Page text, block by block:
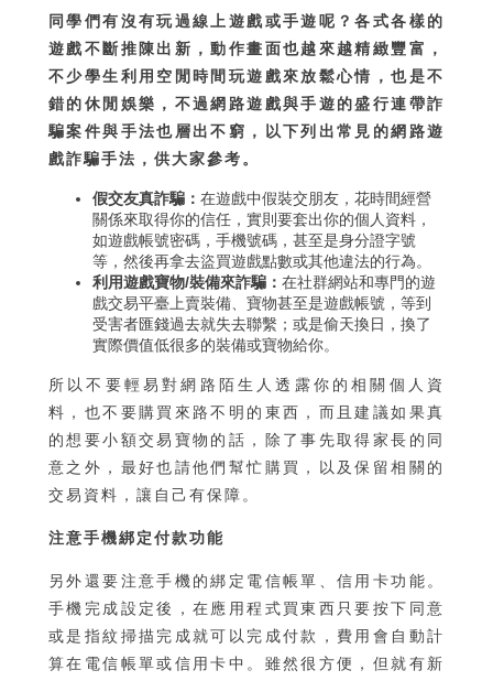
同學們有沒有玩過線上遊戲或手遊呢？各式各樣的
遊戲不斷推陳出新，動作畫面也越來越精緻豐富，
不少學生利用空閒時間玩遊戲來放鬆心情，也是不
錯的休閒娛樂，不過網路遊戲與手遊的盛行連帶詐
騙案件與手法也層出不窮，以下列出常見的網路遊
戲詐騙手法，供大家參考。
假交友真詐騙： 在遊戲中假裝交朋友，花時間經營
關係來取得你的信任，實則要套出你的個人資料，
如遊戲帳號密碼，手機號碼，甚至是身分證字號
等，然後再拿去盜買遊戲點數或其他違法的行為。
利用遊戲寶物/裝備來詐騙： 在社群網站和專門的遊
戲交易平臺上賣裝備、寶物甚至是遊戲帳號，等到
受害者匯錢過去就失去聯繫；或是偷天換日，換了
實際價值低很多的裝備或寶物給你。
所以不要輕易對網路陌生人透露你的相關個人資
料，也不要購買來路不明的東西，而且建議如果真
的想要小額交易寶物的話，除了事先取得家長的同
意之外，最好也請他們幫忙購買，以及保留相關的
交易資料，讓自己有保障。
注意手機綁定付款功能
另外還要注意手機的綁定電信帳單、信用卡功能。
手機完成設定後，在應用程式買東西只要按下同意
或是指紋掃描完成就可以完成付款，費用會自動計
算在電信帳單或信用卡中。雖然很方便，但就有新